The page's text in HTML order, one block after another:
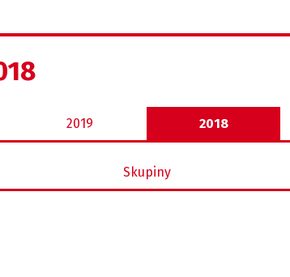
2019 2018
Skupiny